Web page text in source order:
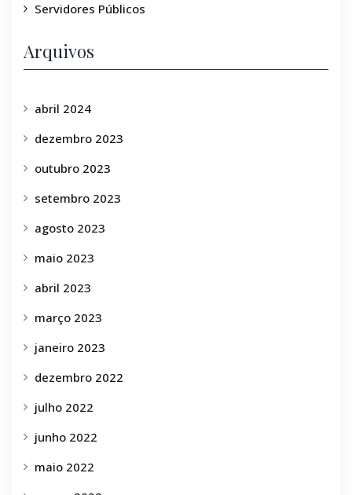
Servidores Públicos
Arquivos
abril 2024
dezembro 2023
outubro 2023
setembro 2023
agosto 2023
maio 2023
abril 2023
março 2023
janeiro 2023
dezembro 2022
julho 2022
junho 2022
maio 2022